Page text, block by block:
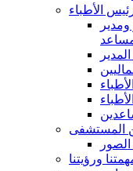
الأطباء
المستشفى
الصور
ورؤيتنا